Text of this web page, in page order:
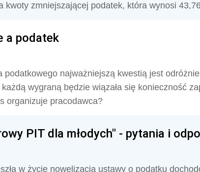
kwoty zmniejszającej podatek, która wynosi
a podatek
podatkowego najważniejszą kwestią jest
wygraną będzie wiązała się konieczność
organizuje pracodawca?
PIT dla młodych" - pytania i
w życie nowelizacja ustawy o podatku